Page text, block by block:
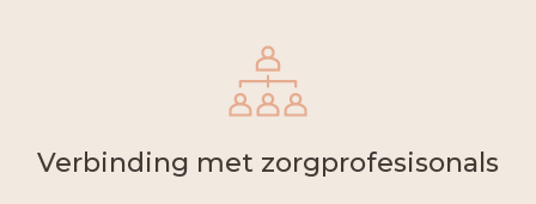
Verbinding met zorgprofesisonals